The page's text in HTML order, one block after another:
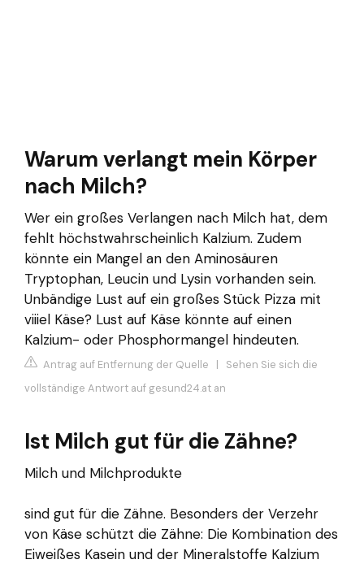
Warum verlangt mein Körper
nach Milch?
Wer ein großes Verlangen nach Milch hat, dem
fehlt höchstwahrscheinlich Kalzium. Zudem
könnte ein Mangel an den Aminosäuren
Tryptophan, Leucin und Lysin vorhanden sein.
Unbändige Lust auf ein großes Stück Pizza mit
viiiel Käse? Lust auf Käse könnte auf einen
Kalzium- oder Phosphormangel hindeuten.
Antrag auf Entfernung der Quelle | Sehen Sie sich die
vollständige Antwort auf gesund24.at an
Ist Milch gut für die Zähne?
Milch und Milchprodukte
sind gut für die Zähne. Besonders der Verzehr
von Käse schützt die Zähne: Die Kombination des
Eiweißes Kasein und der Mineralstoffe Kalzium